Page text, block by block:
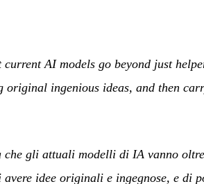
AI models go beyond just
original ingenious ideas, and then
che gli attuali modelli di IA vanno
idee originali e ingegnose, e di